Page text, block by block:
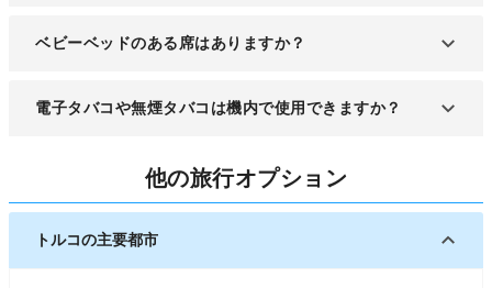
空席がある場合は可能ですが、ない場合は変更でき
ベビーベッドのある席はありますか？
ベビーベッドも予約可能なので、航空会社に問い合
電子タバコや無煙タバコは機内で使用できますか？
機内は全面禁煙なので、種類に限らずタバコは使用
他の旅行オプション
トルコの主要都市